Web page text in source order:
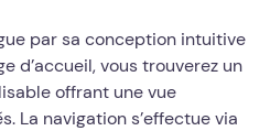
par sa conception intuitive
d’accueil, vous trouverez un
offrant une vue
La navigation s’effectue via